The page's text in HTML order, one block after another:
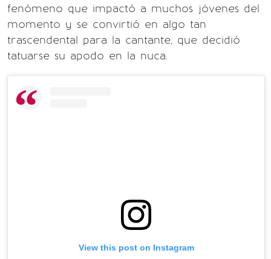
fenómeno que impactó a muchos jóvenes del
momento y se convirtió en algo tan
trascendental para la cantante, que decidió
tatuarse su apodo en la nuca.
View this post on Instagram